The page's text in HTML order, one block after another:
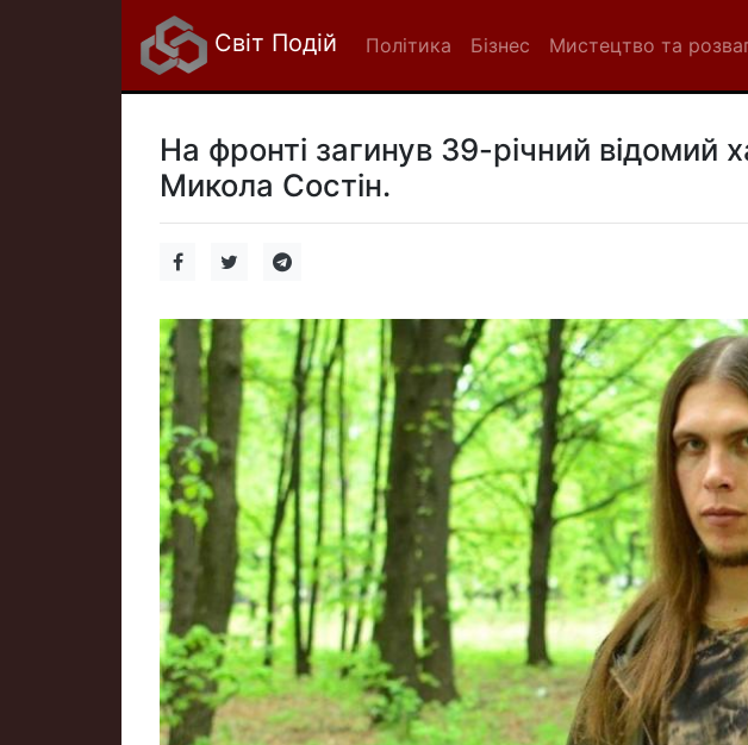
Світ Подій Політика Бізнес Мистецтво та
На фронті загинув 39-річний відомий
Микола Состін.